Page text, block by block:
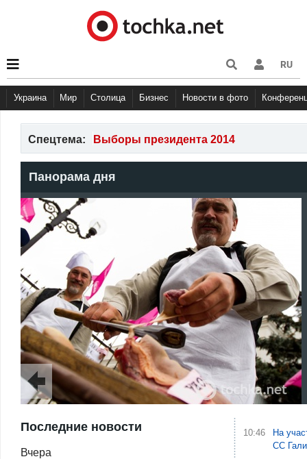
RU
Украина Мир Столица Бизнес Новости в фото
Спецтема: Выборы президента 2014
Панорама дня
Последние новости
Вчера
10:46
На
СС